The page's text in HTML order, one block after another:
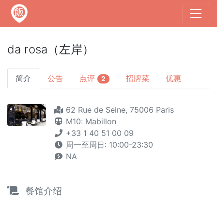
da rosa（左岸）
简介 公告 点评 2 招牌菜 优惠
62 Rue de Seine, 75006 Paris
M10: Mabillon
+33 1 40 51 00 09
周一至周日: 10:00-23:30
NA
餐馆介绍